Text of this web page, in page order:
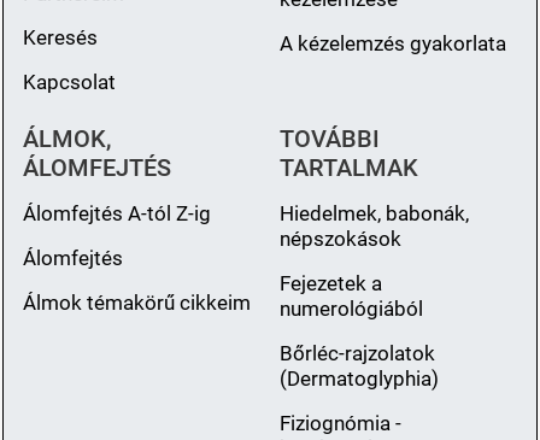
Keresés
Kapcsolat
A kézelemzés gyakorlata
ÁLMOK,
ÁLOMFEJTÉS
Álomfejtés A-tól Z-ig
Álomfejtés
Álmok témakörű cikkeim
TOVÁBBI
TARTALMAK
Hiedelmek, babonák,
népszokások
Fejezetek a
numerológiából
Bőrléc-rajzolatok
(Dermatoglyphia)
Fiziognómia -